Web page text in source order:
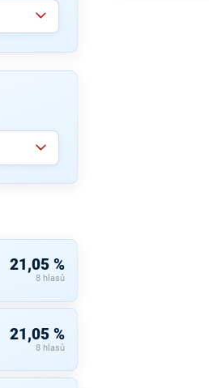
21,05 %
8 hlasů
21,05 %
8 hlasů